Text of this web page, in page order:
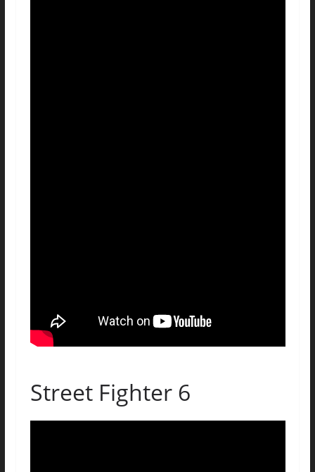
Street Fighter 6